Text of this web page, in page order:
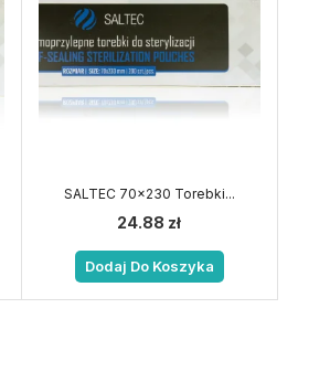
SALTEC 70×230 Torebki...
24.88 zł
Dodaj Do Koszyka